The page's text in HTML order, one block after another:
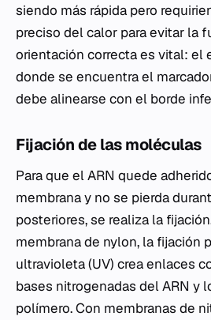
siendo más rápida pero
preciso del calor para evitar la
orientación correcta es vital: el
donde se encuentra el
debe alinearse con el borde
Fijación de las moléculas
Para que el ARN quede
membrana y no se pierda
posteriores, se realiza la
membrana de nylon, la fijación
ultravioleta (UV) crea enlaces
bases nitrogenadas del ARN y
polímero. Con membranas de